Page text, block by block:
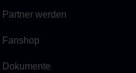
Partner werden
Fanshop
Dokumente